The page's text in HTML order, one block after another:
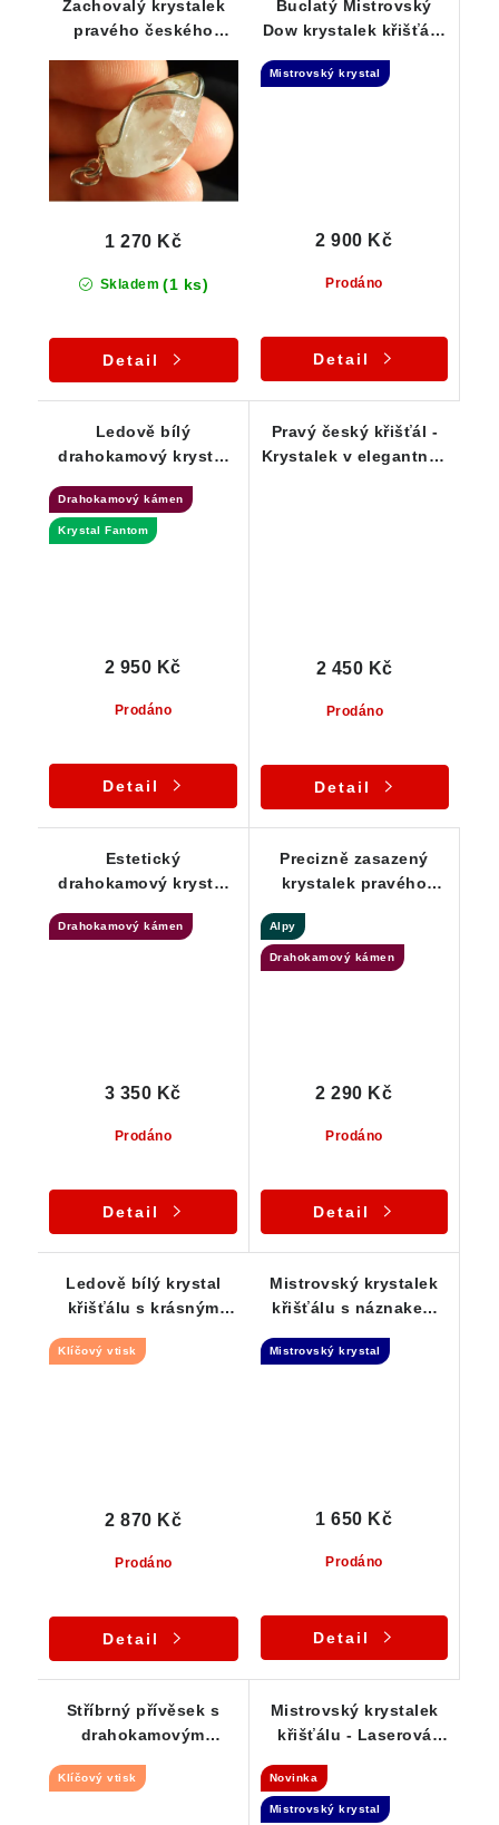
Zachovalý krystalek
pravého českého
Skladem (1 ks)
1 270 Kč
Detail
Buclatý Mistrovský
Dow krystalek křišťálu
Mistrovský krystal
Prodáno
2 900 Kč
Detail
Ledově bílý
drahokamový krystal
Fantomem - přívěsek
Drahokamový kámen
Krystal Fantom
Prodáno
2 950 Kč
Detail
Pravý český křišťál -
Krystalek v elegantním
Prodáno
2 450 Kč
Detail
Estetický
drahokamový krystal
Fantomu - Přívěsek
Drahokamový kámen
Prodáno
3 350 Kč
Detail
Precizně zasazený
krystalek pravého
Alpy
Drahokamový kámen
Prodáno
2 290 Kč
Detail
Ledově bílý krystal
křišťálu s krásným
přívěsek
Klíčový vtisk
Prodáno
2 870 Kč
Detail
Mistrovský krystalek
křišťálu s náznakem
Dow krystal
Mistrovský krystal
Prodáno
1 650 Kč
Detail
Stříbrný přívěsek s
drahokamovým
Klíčový vtisk
Mistrovský krystalek
křišťálu - Laserová
Novinka
Mistrovský krystal